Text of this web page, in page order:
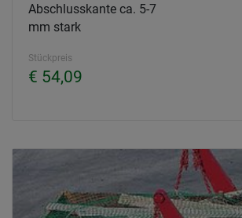
Abschlusskante ca. 5-7
mm stark
Stückpreis
€ 54,09